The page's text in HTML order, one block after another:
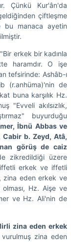
Çünkü Kur'ân'da
çiftleşme
bu manaca ayetin
erkek bir kadınla
haramdır. O işe
tefsirinde: Ashâb-ı
(r.anhüma)'nin de
buna karşılık Hz.
"Evveli akılsızlık,
buyurduğu
İbnü Abbas ve
b. Zeyd, Atâ,
görüş de caiz
zikredildiği üzere
erkek ve iffetli
zina eden erkek ve
Hz. Aişe ve
ve Hz. Ali'nin de
zina eden erkek
vurulmuş zina eden